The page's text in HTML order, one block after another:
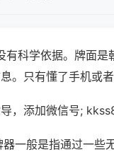
科学依据。牌面是
。只有懂了手机或者
，添加微信号;
一般是指通过一些